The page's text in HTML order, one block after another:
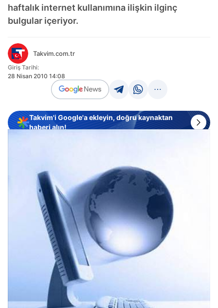
haftalık internet kullanımına ilişkin ilginç
bulgular içeriyor.
Takvim.com.tr
Giriş Tarihi:
28 Nisan 2010 14:08
Takvim'i Google'a ekleyin, doğru kaynaktan
haberi alın!